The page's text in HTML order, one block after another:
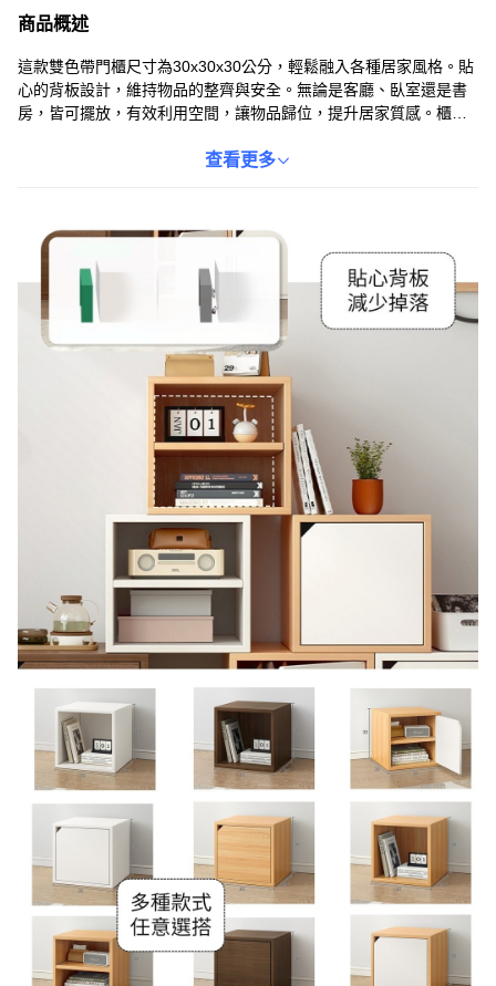
商品概述
這款雙色帶門櫃尺寸為30x30x30公分，輕鬆融入各種居家風格。貼
心的背板設計，維持物品的整齊與安全。無論是客廳、臥室還是書
房，皆可擺放，有效利用空間，讓物品歸位，提升居家質感。櫃體
程，讓您能快速完成收納單元的設置，享受乾淨整潔的居住環境。
查看更多